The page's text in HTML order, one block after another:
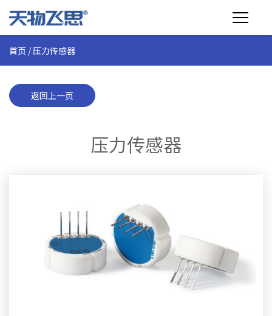
产品介绍
行业应用
首页 /压力传感器
返回上一页
压力传感器